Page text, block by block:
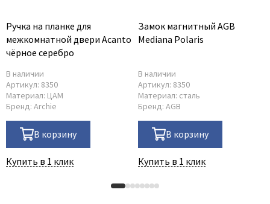
Ручка на планке для
межкомнатной двери Acanto
чёрное серебро
В наличии
Артикул: 8350
Материал: ЦАМ
Бренд: Archie
В корзину
Купить в 1 клик
Замок магнитный AGB
Mediana Polaris
В наличии
Артикул: 8350
Материал: сталь
Бренд: AGB
В корзину
Купить в 1 клик